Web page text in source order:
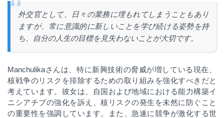
外交官として、日々の業務に埋もれてしまうこともあり
ますが、常に意識的に新しいことを学び続ける姿勢を持
ち、自分の人生の目標を見失わないことが大切です。
Manchulikaさんは、特に新興技術の脅威が増している現在、
核戦争のリスクを排除するための取り組みを強化すべきだと
考えています。彼女は、自国および地域における能力構築イ
ニシアチブの強化を訴え、核リスクの発生を未然に防ぐこと
の重要性を強調しています。また、急速に競争が激化する世